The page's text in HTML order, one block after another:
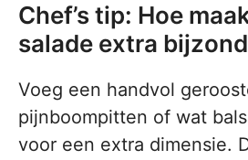
Chef’s tip: Hoe
salade extra
Voeg een handvol
pijnboompitten of wat
voor een extra dimensie.